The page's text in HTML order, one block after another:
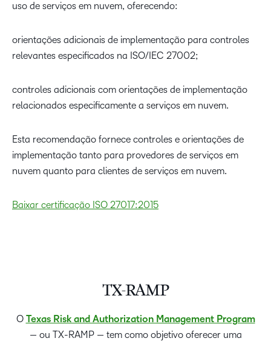
uso de serviços em nuvem, oferecendo:
orientações adicionais de implementação para controles
relevantes especificados na ISO/IEC 27002;
controles adicionais com orientações de implementação
relacionados especificamente a serviços em nuvem.
Esta recomendação fornece controles e orientações de
implementação tanto para provedores de serviços em
nuvem quanto para clientes de serviços em nuvem.
Baixar certificação ISO 27017:2015
TX-RAMP
O Texas Risk and Authorization Management Program
— ou TX-RAMP — tem como objetivo oferecer uma